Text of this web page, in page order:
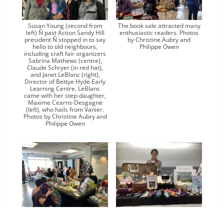
Susan Young (second from
left) Ñ past Action Sandy Hill
president Ñ stopped in to say
hello to old neighbours,
including craft fair organizers
Sabrina Mathews (centre),
Claude Schryer (in red hat),
and Janet LeBlanc (right),
Director of Bettye Hyde Early
Learning Centre. LeBlanc
came with her step-daughter,
Maxime Cearns-Desgagne
(left), who hails from Vanier.
Photos by Christine Aubry and
Philippe Owen
The book sale attracted many
enthusiastic readers. Photos
by Christine Aubry and
Philippe Owen